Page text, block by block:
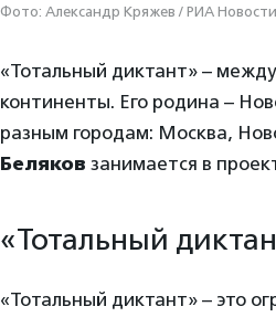
Фото: Александр Кряжев / РИА Новости
«Тотальный диктант» –
континенты. Его родина –
разным городам: Москва,
Беляков занимается в
«Тотальный
«Тотальный диктант» – это